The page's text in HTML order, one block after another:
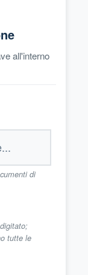
all'interno
di
tutte le